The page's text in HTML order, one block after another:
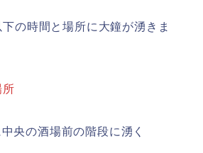
の時間と場所に大鐘が湧きま
所
央の酒場前の階段に湧く